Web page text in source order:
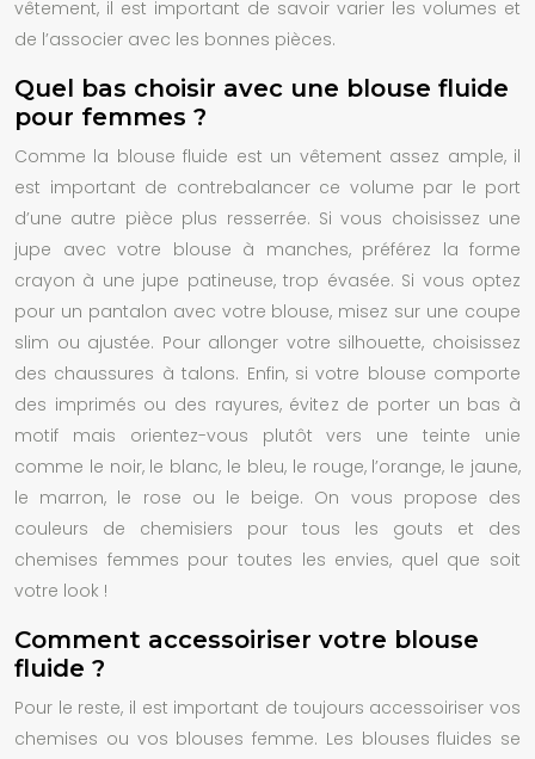
vêtement, il est important de savoir varier les volumes et
de l’associer avec les bonnes pièces.
Quel bas choisir avec une blouse fluide
pour femmes ?
Comme la blouse fluide est un vêtement assez ample, il
est important de contrebalancer ce volume par le port
d’une autre pièce plus resserrée. Si vous choisissez une
jupe avec votre blouse à manches, préférez la forme
crayon à une jupe patineuse, trop évasée. Si vous optez
pour un pantalon avec votre blouse, misez sur une coupe
slim ou ajustée. Pour allonger votre silhouette, choisissez
des chaussures à talons. Enfin, si votre blouse comporte
des imprimés ou des rayures, évitez de porter un bas à
motif mais orientez-vous plutôt vers une teinte unie
comme le noir, le blanc, le bleu, le rouge, l’orange, le jaune,
le marron, le rose ou le beige. On vous propose des
couleurs de chemisiers pour tous les gouts et des
chemises femmes pour toutes les envies, quel que soit
votre look !
Comment accessoiriser votre blouse
fluide ?
Pour le reste, il est important de toujours accessoiriser vos
chemises ou vos blouses femme. Les blouses fluides se